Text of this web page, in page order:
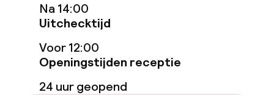
Eet- en drinkgelegenheden
Restaurant
Bar
Na 14:00
Uitchecktijd
Voor 12:00
Openingstijden receptie
24 uur geopend